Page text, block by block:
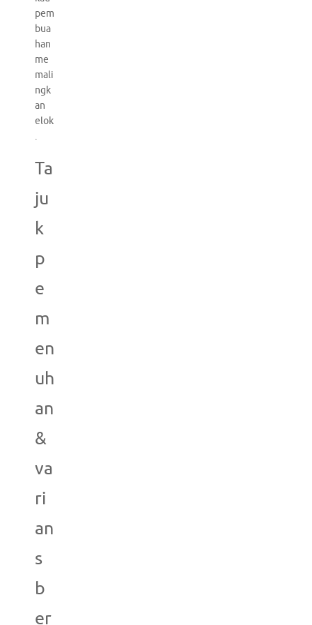
pem
bua
han
me
mali
ngk
an
elok
.
Ta
ju
k
p
e
m
en
uh
an
&
va
ri
an
s
b
er